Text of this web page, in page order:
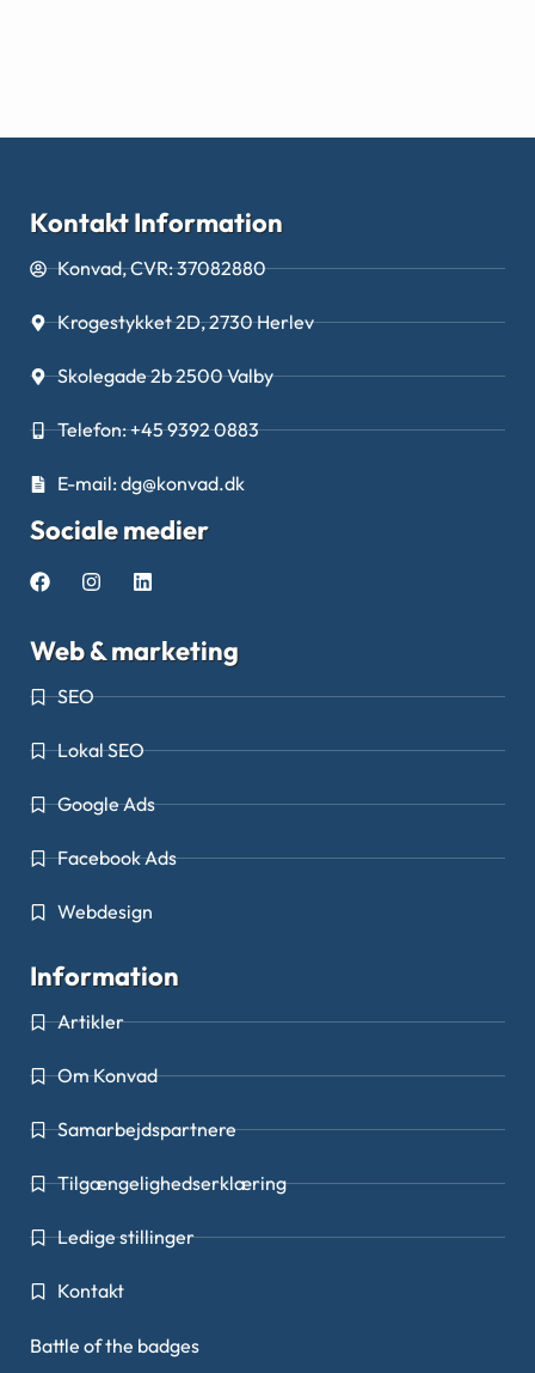
Kontakt Information
Konvad, CVR: 37082880
Krogestykket 2D, 2730 Herlev
Skolegade 2b 2500 Valby
Telefon: +45 9392 0883
E-mail: dg@konvad.dk
Sociale medier
Web & marketing
SEO
Lokal SEO
Google Ads
Facebook Ads
Webdesign
Information
Artikler
Om Konvad
Samarbejdspartnere
Tilgængelighedserklæring
Ledige stillinger
Kontakt
Battle of the badges